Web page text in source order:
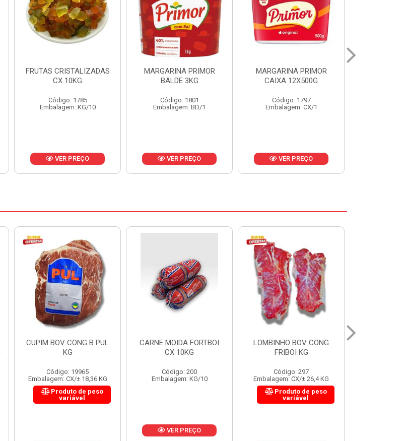
MARGARINA PRIMOR
BALDE 3KG
Código: 1801
Embalagem: BD/1
VER PREÇO
MARGARINA PRIMOR
CAIXA 12X500G
Código: 1797
Embalagem: CX/1
VER PREÇO
MARGARINA PRIMOR CX
24X250G
Código: 1921
Embalagem: CX/1
VER PREÇO
CARNE MOIDA FORTBOI
CX 10KG
Código: 200
Embalagem: KG/10
LOMBINHO BOV CONG
FRIBOI KG
Código: 297
Embalagem: CX/± 26,4 KG
FIGADO BOV CONG FRIBOI
KG
Código: 222
Embalagem: CX/± 30,12 KG
Produto de peso
variável